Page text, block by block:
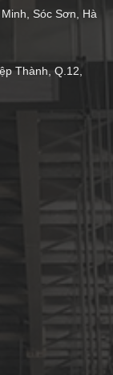
Sóc Sơn, Hà
Thành, Q.12,